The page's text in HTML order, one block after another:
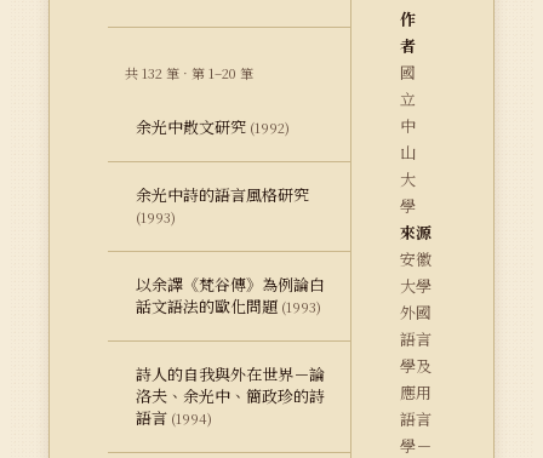
共 132 筆 · 第 1–20 筆
余光中散文研究 (1992)
余光中詩的語言風格研究
(1993)
以余譯《梵谷傳》為例論白
話文語法的歐化問題 (1993)
詩人的自我與外在世界－論
洛夫、余光中、簡政珍的詩
語言 (1994)
作
者
國
立
中
山
大
學
來源
安徽
大學
外國
語言
學及
應用
語言
學－